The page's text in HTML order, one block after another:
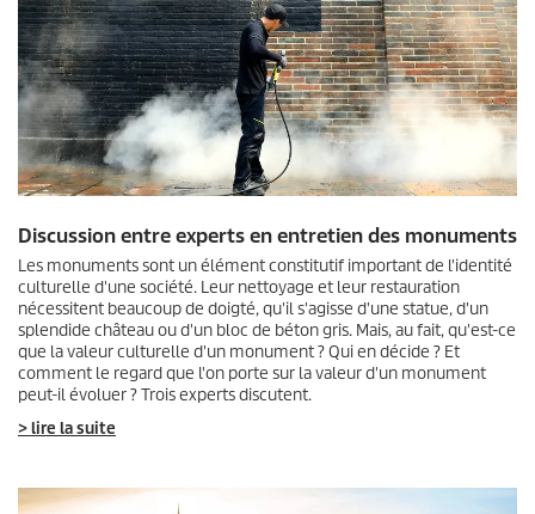
Discussion entre experts en entretien des monuments
Les monuments sont un élément constitutif important de l'identité
culturelle d'une société. Leur nettoyage et leur restauration
nécessitent beaucoup de doigté, qu'il s'agisse d'une statue, d'un
splendide château ou d'un bloc de béton gris. Mais, au fait, qu'est-ce
que la valeur culturelle d'un monument ? Qui en décide ? Et
comment le regard que l'on porte sur la valeur d'un monument
peut-il évoluer ? Trois experts discutent.
> lire la suite